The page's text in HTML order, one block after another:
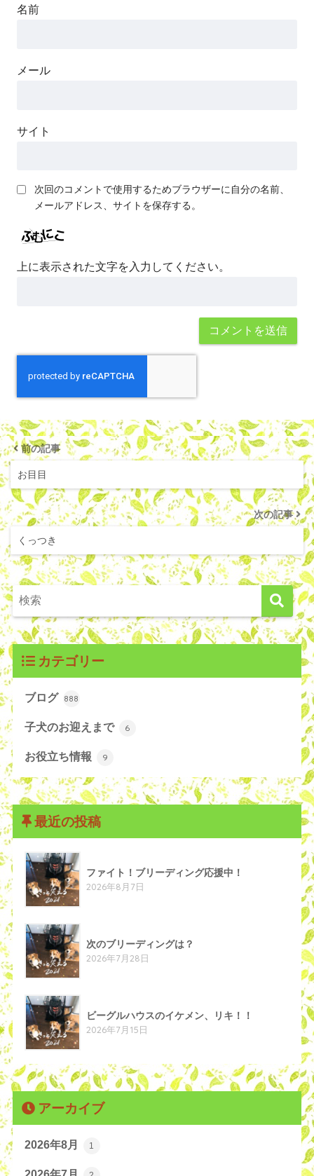
名前
メール
サイト
次回のコメントで使用するためブラウザーに自分の名前、
メールアドレス、サイトを保存する。
上に表示された文字を入力してください。
前の記事
お目目
次の記事
くっつき
カテゴリー
ブログ 888
子犬のお迎えまで 6
お役立ち情報 9
最近の投稿
ファイト！ブリーディング応援中！
2026年8月7日
次のブリーディングは？
2026年7月28日
ビーグルハウスのイケメン、リキ！！
2026年7月15日
アーカイブ
2026年8月 1